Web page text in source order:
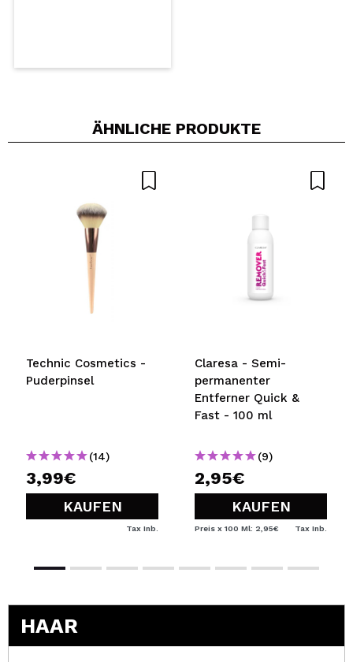
ÄHNLICHE PRODUKTE
Technic Cosmetics -
Puderpinsel
(14)
3,99€
KAUFEN
Tax Inb.
Claresa - Semi-
permanenter
Entferner Quick &
Fast - 100 ml
(9)
2,95€
KAUFEN
Preis x 100 Ml: 2,95€ Tax Inb.
HAAR